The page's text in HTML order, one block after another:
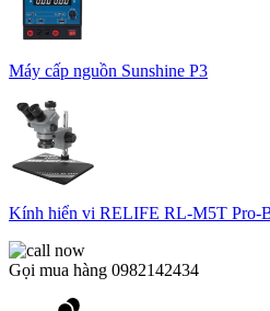
Máy cấp nguồn Sunshine P3
Kính hiển vi RELIFE RL-M5T Pro-
Gọi mua hàng 0982142434